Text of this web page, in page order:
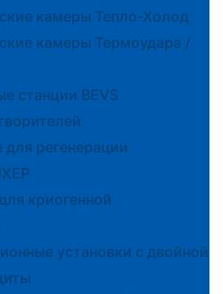
камеры Тепло-Холод
камеры Термоудара /
станции BEVS
регенерации
криогенной
установки с двойной